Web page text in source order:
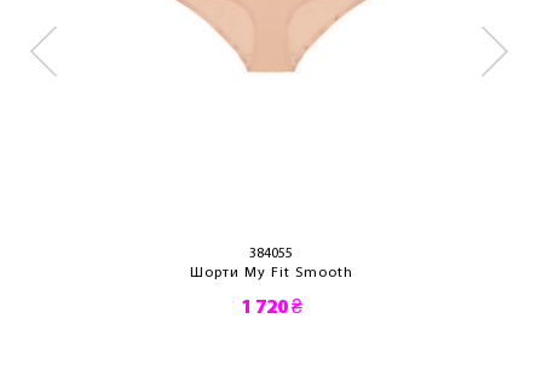
384055
Шорти My Fit Smooth
1 720 ₴